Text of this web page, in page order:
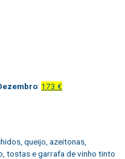
: 173 €
queijo, azeitonas,
tostas e garrafa de vinho tinto